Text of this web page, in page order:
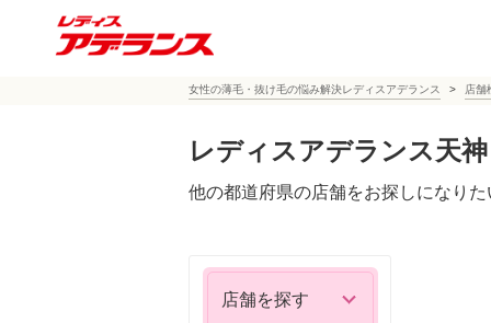
女性の薄毛・抜け毛の悩み解決レディスアデランス 店舗
レディスアデランス天神
他の都道府県の店舗をお探しになり
店舗を探す